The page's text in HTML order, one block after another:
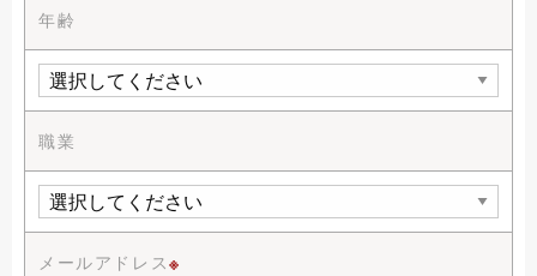
年齢
職業
メールアドレス※